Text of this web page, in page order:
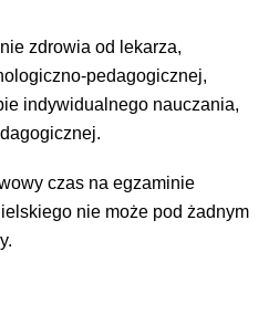
zdrowia od lekarza,
pedagogicznej,
indywidualnego nauczania,
czas na egzaminie
nie może pod żadnym